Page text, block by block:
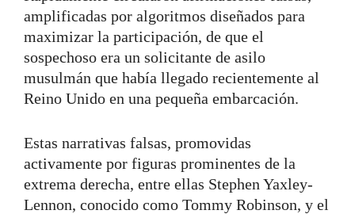
amplificadas por algoritmos diseñados para
maximizar la participación, de que el
sospechoso era un solicitante de asilo
musulmán que había llegado recientemente al
Reino Unido en una pequeña embarcación.
Estas narrativas falsas, promovidas
activamente por figuras prominentes de la
extrema derecha, entre ellas Stephen Yaxley-
Lennon, conocido como Tommy Robinson, y el